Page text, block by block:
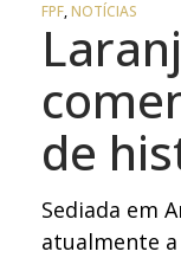
FPF,NOTÍCIAS
de
Sediada em
atualmente a